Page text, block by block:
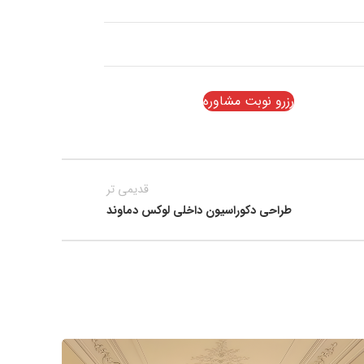
رزرو نوبت مشاوره
قدیمی تر
طراحی دکوراسیون داخلی لوکس دماوند